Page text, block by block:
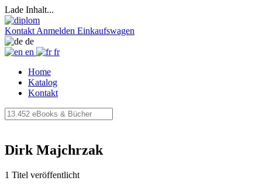
Lade Inhalt...
Kontakt Anmelden Einkaufswagen
de
en
fr
Home
Katalog
Kontakt
Dirk Majchrzak
1 Titel veröffentlicht